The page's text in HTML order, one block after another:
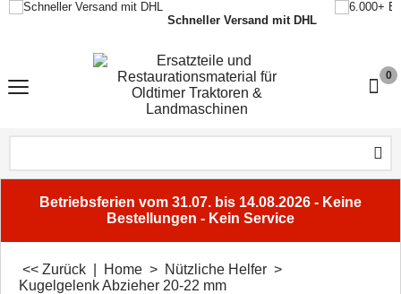
Schneller Versand mit DHL
0
Betriebsferien vom 31.07. bis 14.08.2026 - Keine
Bestellungen - Kein Service
<< Zurück Home > Nützliche Helfer >
Kugelgelenk Abzieher 20-22 mm